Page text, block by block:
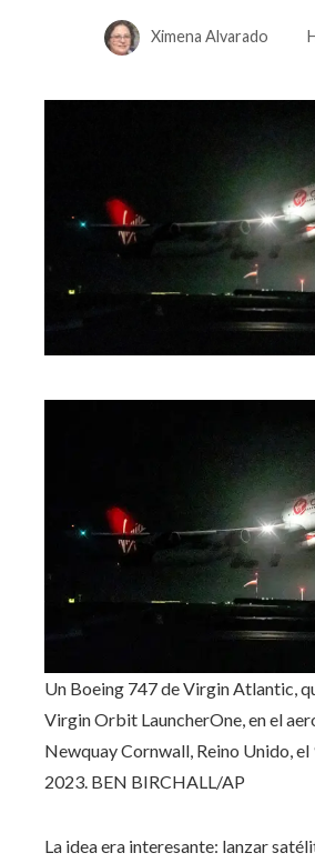
Ximena Alvarado
Un Boeing 747 de Virgin Atlantic,
Virgin Orbit LauncherOne, en el
Newquay Cornwall, Reino Unido, el
2023. BEN BIRCHALL/AP
La idea era interesante: lanzar